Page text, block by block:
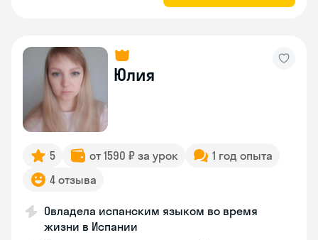
Юлия
5 от 1590 ₽ за урок
1 год опыта
4 отзыва
Овладела испанским языком во время
жизни в Испании